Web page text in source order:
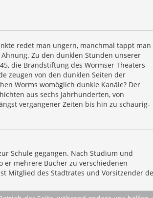
redet man ungern, manchmal tappt man
Zu den dunklen Stunden unserer
die Brandstiftung des Wormser Theaters
zeugen von den dunklen Seiten der
Worms womöglich dunkle Kanäle? Der
aus sechs Jahrhunderten, von
vergangener Zeiten bis hin zu schaurig-
Schule gegangen. Nach Studium und
er mehrere Bücher zu verschiedenen
Mitglied des Stadtrates und Vorsitzender